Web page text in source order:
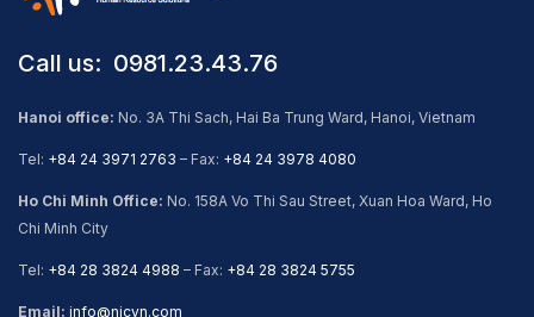
Call us: ​ 0981.23.43.76
Hanoi office: No. 3A Thi Sach, Hai Ba Trung Ward, Hanoi, Vietnam
Tel: +84 24 3971 2763 – Fax: +84 24 3978 4080
Ho Chi Minh Office: No. 158A Vo Thi Sau Street, Xuan Hoa Ward, Ho
Chi Minh City
Tel: +84 28 3824 4988 – Fax: +84 28 3824 5755
Email: info@nicvn.com